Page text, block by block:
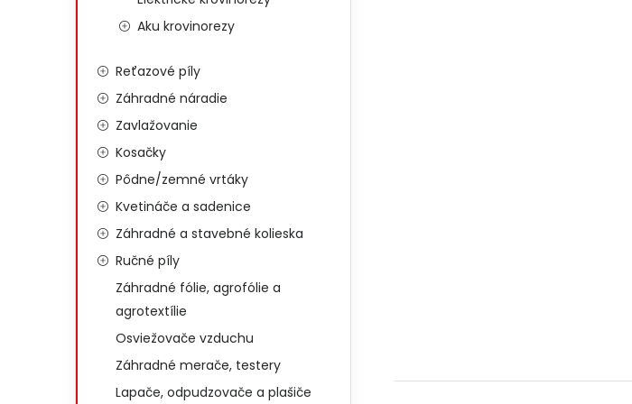
Aku krovinorezy
Reťazové píly
Záhradné náradie
Zavlažovanie
Kosačky
Pôdne/zemné vrtáky
Kvetináče a sadenice
Záhradné a stavebné kolieska
Ručné píly
Záhradné fólie, agrofólie a
agrotextílie
Osviežovače vzduchu
Záhradné merače, testery
Lapače, odpudzovače a plašiče